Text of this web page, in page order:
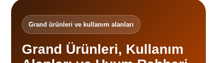
Grand ürünleri ve kullanım alanları
Grand Ürünleri, Kullanım